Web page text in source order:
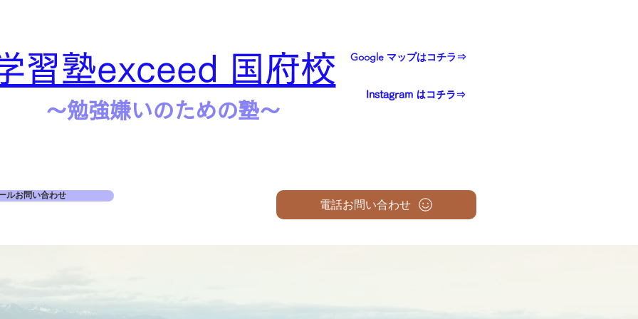
Google マップはコチラ⇒
Instagram はコチラ⇒
習塾exceed 国府校
​​～勉強嫌いのための塾～
ルお問い合わせ
電話お問い合わせ